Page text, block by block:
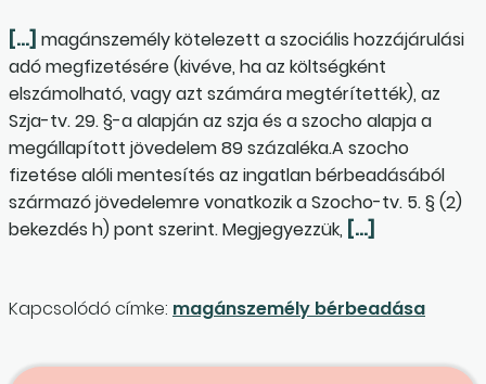
[…] magánszemély kötelezett a szociális hozzájárulási
adó megfizetésére (kivéve, ha az költségként
elszámolható, vagy azt számára megtérítették), az
Szja-tv. 29. §-a alapján az szja és a szocho alapja a
megállapított jövedelem 89 százaléka.A szocho
fizetése alóli mentesítés az ingatlan bérbeadásából
származó jövedelemre vonatkozik a Szocho-tv. 5. § (2)
bekezdés h) pont szerint. Megjegyezzük, […]
Kapcsolódó címke: magánszemély bérbeadása